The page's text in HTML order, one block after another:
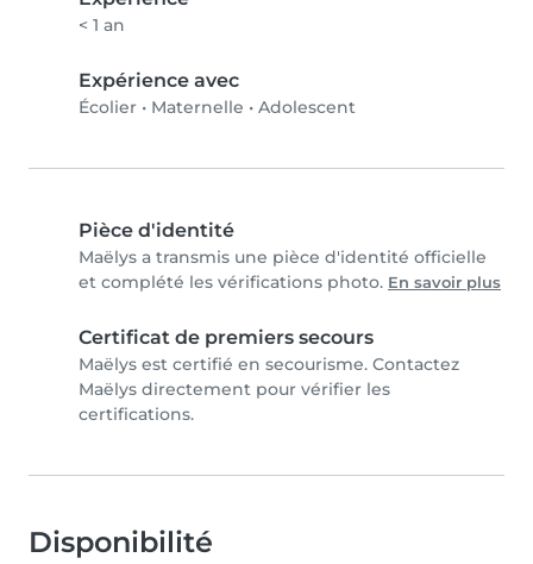
< 1 an
Expérience avec
Écolier • Maternelle • Adolescent
Pièce d'identité
Maëlys a transmis une pièce d'identité officielle
et complété les vérifications photo. En savoir plus
Certificat de premiers secours
Maëlys est certifié en secourisme. Contactez
Maëlys directement pour vérifier les
certifications.
Disponibilité